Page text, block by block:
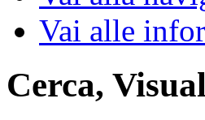
Vai alle
Cerca,